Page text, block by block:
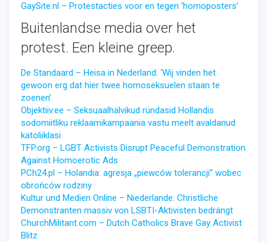
GaySite.nl – Protestacties voor en tegen ‘homoposters’
Buitenlandse media over het
protest. Een kleine greep.
De Standaard – Heisa in Nederland: ‘Wij vinden het
gewoon erg dat hier twee homoseksuelen staan te
zoenen’
Objektiiv.ee – Seksuaalhälvikud ründasid Hollandis
sodomiitliku reklaamikampaania vastu meelt avaldanud
katoliiklasi
TFP.org – LGBT Activists Disrupt Peaceful Demonstration
Against Homoerotic Ads
PCh24.pl – Holandia: agresja „piewców tolerancji” wobec
obrońców rodziny
Kultur und Medien Online – Niederlande: Christliche
Demonstranten massiv von LSBTI-Aktivisten bedrängt
ChurchMilitant.com – Dutch Catholics Brave Gay Activist
Blitz